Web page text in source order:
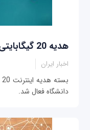
هدیه 20 گیگابایتی استادان همراه اولی فعال شد
اخبار ایران
دانشگاه فعال شد.